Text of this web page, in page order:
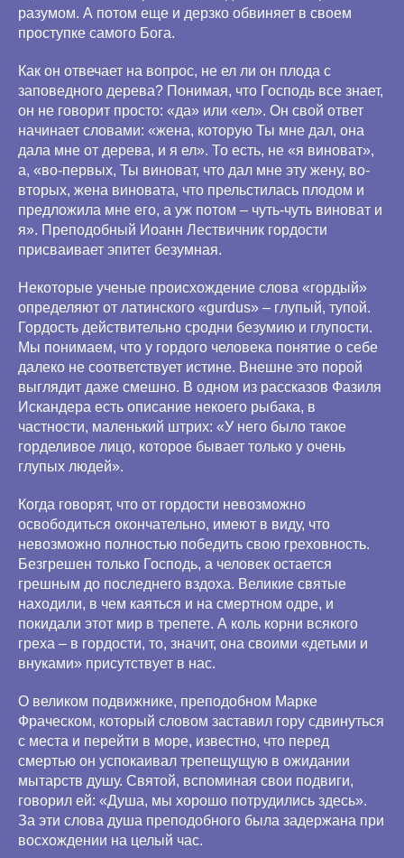
разумом. А потом еще и дерзко обвиняет в своем
проступке самого Бога.
Как он отвечает на вопрос, не ел ли он плода с
заповедного дерева? Понимая, что Господь все знает,
он не говорит просто: «да» или «ел». Он свой ответ
начинает словами: «жена, которую Ты мне дал, она
дала мне от дерева, и я ел». То есть, не «я виноват»,
а, «во-первых, Ты виноват, что дал мне эту жену, во-
вторых, жена виновата, что прельстилась плодом и
предложила мне его, а уж потом – чуть-чуть виноват и
я». Преподобный Иоанн Лествичник гордости
присваивает эпитет безумная.
Некоторые ученые происхождение слова «гордый»
определяют от латинского «gurdus» – глупый, тупой.
Гордость действительно сродни безумию и глупости.
Мы понимаем, что у гордого человека понятие о себе
далеко не соответствует истине. Внешне это порой
выглядит даже смешно. В одном из рассказов Фазиля
Искандера есть описание некоего рыбака, в
частности, маленький штрих: «У него было такое
горделивое лицо, которое бывает только у очень
глупых людей».
Когда говорят, что от гордости невозможно
освободиться окончательно, имеют в виду, что
невозможно полностью победить свою греховность.
Безгрешен только Господь, а человек остается
грешным до последнего вздоха. Великие святые
находили, в чем каяться и на смертном одре, и
покидали этот мир в трепете. А коль корни всякого
греха – в гордости, то, значит, она своими «детьми и
внуками» присутствует в нас.
О великом подвижнике, преподобном Марке
Фраческом, который словом заставил гору сдвинуться
с места и перейти в море, известно, что перед
смертью он успокаивал трепещущую в ожидании
мытарств душу. Святой, вспоминая свои подвиги,
говорил ей: «Душа, мы хорошо потрудились здесь».
За эти слова душа преподобного была задержана при
восхождении на целый час.